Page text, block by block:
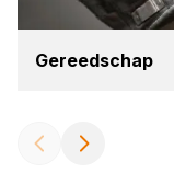
Gereed­schap